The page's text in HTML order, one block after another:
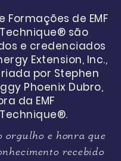
Formações de EMF
são
e credenciados
Extension, Inc.,
por Stephen
Phoenix Dubro,
da EMF
orgulho e honra que
recebido